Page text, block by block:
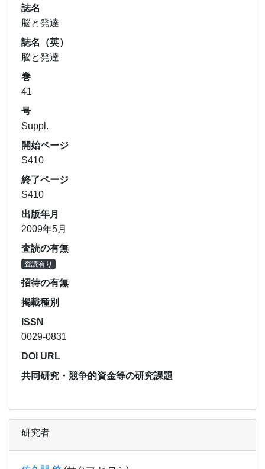
誌名
脳と発達
誌名（英）
脳と発達
巻
41
号
Suppl.
開始ページ
S410
終了ページ
S410
出版年月
2009年5月
査読の有無
査読有り
招待の有無
掲載種別
ISSN
0029-0831
DOI URL
共同研究・競争的資金等の研究課題
研究者